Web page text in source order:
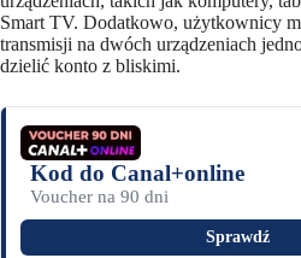
Smart TV. Dodatkowo, użytkownicy
transmisji na dwóch urządzeniach
dzielić konto z bliskimi.
Kod do Canal+online
Voucher na 90 dni
Sprawdź